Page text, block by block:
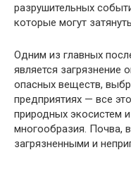
разрушительных
которые могут
Одним из главных
является
опасных веществ,
предприятиях — все
природных экосистем
многообразия. Почва,
загрязненными и